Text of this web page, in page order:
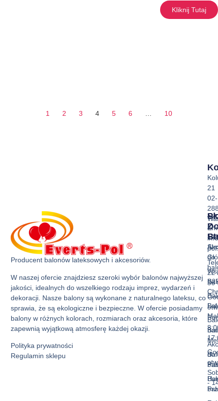
Kliknij Tutaj
1 2 3 4 5 6 10
Producent balonów lateksowych i akcesoriów.
W naszej ofercie znajdziesz szeroki wybór balonów najwyższej
jakości, idealnych do wszelkiego rodzaju imprez, wydarzeń i
dekoracji. Nasze balony są wykonane z naturalnego lateksu, co
sprawia, że są ekologiczne i bezpieczne. W ofercie posiadamy
balony w różnych kolorach, rozmiarach oraz akcesoria, które
zapewnią wyjątkową atmosferę każdej okazji.
Polityka prywatności
Regulamin sklepu
Z
do
do
21
02-
22
36
-